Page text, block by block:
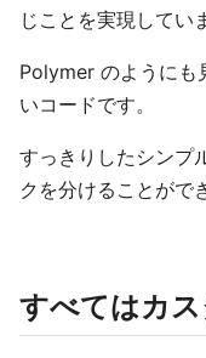
じことを実現してい
Polymer のようにも
いコードです。
すっきりしたシンプ
クを分けることがで
すべてはカ